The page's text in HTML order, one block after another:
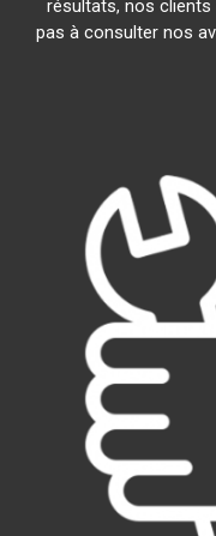
résultats, nos
pas à consulter nos